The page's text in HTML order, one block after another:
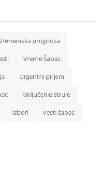
prognoza
Vreme Šabac
Urgentni prijem
Isključenje struje
Izbori vesti šabac